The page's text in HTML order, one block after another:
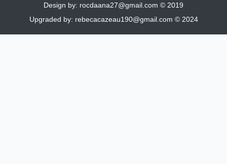
Design by: rocdaana27@gmail.com © 2019
Upgraded by: rebecacazeau190@gmail.com © 2024